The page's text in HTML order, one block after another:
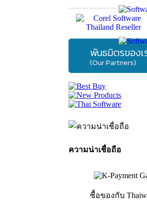
พันธมิตรของเ
(Our Partners)
ความน่าเชื่อถือ
ซื้อของกับ